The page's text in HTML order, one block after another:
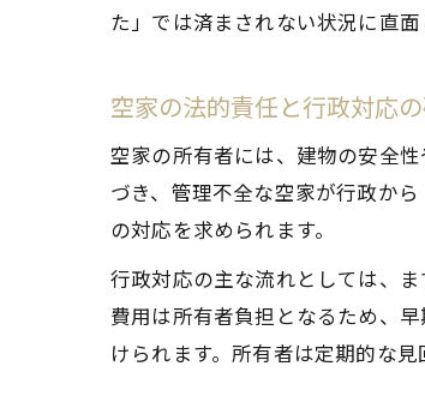
た」では済まされない状況に直面
空家の法的責任と行政対応
空家の所有者には、建物の安全
づき、管理不全な空家が行政か
の対応を求められます。
行政対応の主な流れとしては、
費用は所有者負担となるため、
けられます。所有者は定期的な